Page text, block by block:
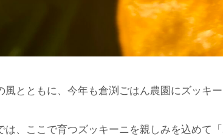
風とともに、今年も倉渕ごはん農園にズッキ
は、ここで育つズッキーニを親しみを込めて